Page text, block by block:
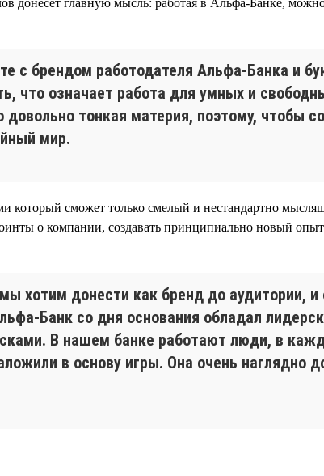
с брендом работодателя Альфа-Банка и
что означает работа для умных и
тонкая материя, поэтому, чтобы
мир.
который сможет только смелый и нестандартно
о компании, создавать принципиально новый
донести как бренд до аудитории, и
Банк со дня основания обладал
В нашем банке работают люди, в
в основу игры. Она очень наглядно